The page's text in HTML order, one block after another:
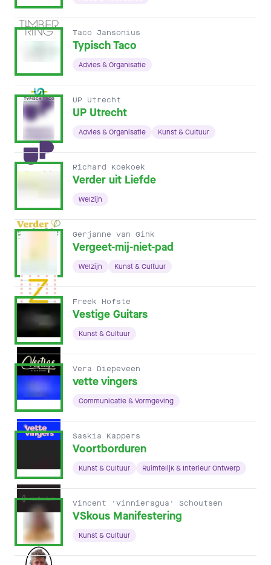
Taco Jansonius
Typisch Taco
Advies & Organisatie
UP Utrecht
UP Utrecht
Advies & Organisatie Kunst & Cultuur
Richard Koekoek
Verder uit Liefde
Welzijn
Gerjanne van Gink
Vergeet-mij-niet-pad
Welzijn Kunst & Cultuur
Freek Hofste
Vestige Guitars
Kunst & Cultuur
Vera Diepeveen
vette vingers
Communicatie & Vormgeving
Saskia Kappers
Voortborduren
Kunst & Cultuur Ruimtelijk & Interieur Ontwerp
Vincent 'Vinnieragua' Schoutsen
VSkous Manifestering
Kunst & Cultuur